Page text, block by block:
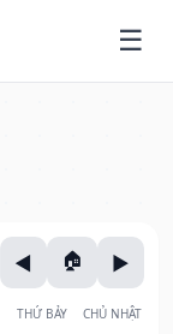
THỨ BẢY CHỦ NHẬT